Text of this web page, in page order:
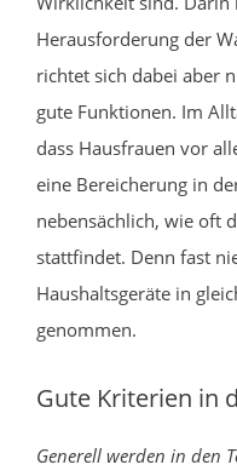
Herausforderung der
richtet sich dabei aber
gute Funktionen. Im
dass Hausfrauen vor
eine Bereicherung in
nebensächlich, wie oft
stattfindet. Denn fast
Haushaltsgeräte in
genommen.
Gute Kriterien in
Generell werden in den